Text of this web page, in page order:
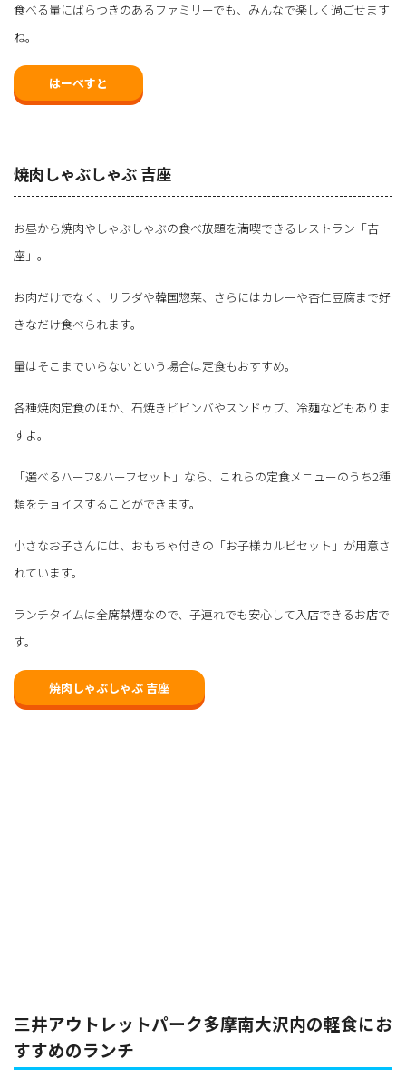
食べる量にばらつきのあるファミリーでも、みんなで楽しく過ごせます
ね。
はーべすと
焼肉しゃぶしゃぶ 吉座
お昼から焼肉やしゃぶしゃぶの食べ放題を満喫できるレストラン「吉
座」。
お肉だけでなく、サラダや韓国惣菜、さらにはカレーや杏仁豆腐まで好
きなだけ食べられます。
量はそこまでいらないという場合は定食もおすすめ。
各種焼肉定食のほか、石焼きビビンバやスンドゥブ、冷麺などもありま
すよ。
「選べるハーフ&ハーフセット」なら、これらの定食メニューのうち2種
類をチョイスすることができます。
小さなお子さんには、おもちゃ付きの「お子様カルビセット」が用意さ
れています。
ランチタイムは全席禁煙なので、子連れでも安心して入店できるお店で
す。
焼肉しゃぶしゃぶ 吉座
三井アウトレットパーク多摩南大沢内の軽食にお
すすめのランチ